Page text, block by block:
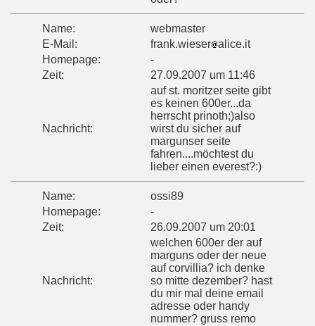
Name:
webmaster
E-Mail:
frank.wieser alice.it
Homepage:
-
Zeit:
27.09.2007 um 11:46
Nachricht:
auf st. moritzer seite gibt
es keinen 600er...da
herrscht prinoth;)also
wirst du sicher auf
margunser seite
fahren....möchtest du
lieber einen everest?:)
Name:
ossi89
Homepage:
-
Zeit:
26.09.2007 um 20:01
Nachricht:
welchen 600er der auf
marguns oder der neue
auf corvillia? ich denke
so mitte dezember? hast
du mir mal deine email
adresse oder handy
nummer? gruss remo